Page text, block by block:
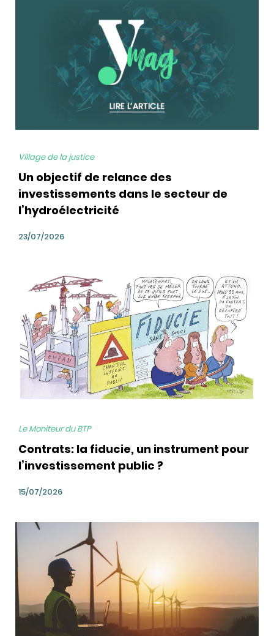
Village de la justice
Un objectif de relance des
investissements dans le secteur de
l’hydroélectricité
23/07/2026
Le Moniteur du BTP
Contrats: la fiducie, un instrument pour
l’investissement public ?
15/07/2026
bg